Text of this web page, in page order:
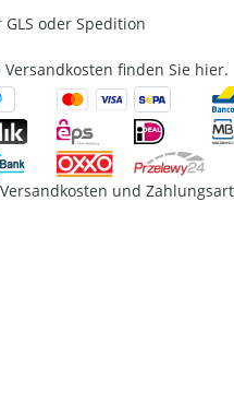
GLS oder Spedition
Versandkosten finden Sie hier.
Versandkosten und